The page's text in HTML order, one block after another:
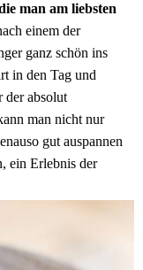
man am liebsten
einem der
ganz schön ins
in den Tag und
der absolut
man nicht nur
gut auspannen
ein Erlebnis der